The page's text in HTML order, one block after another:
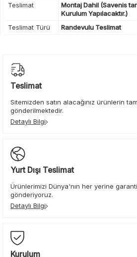
Teslimat
Montaj Dahil (Savenis
Kurulum Yapılacaktır.)
Teslimat Türü
Randevulu Teslimat
Teslimat
Sitemizden satın alacağınız ürünlerin
gönderilmektedir.
Detaylı Bilgi
Yurt Dışı Teslimat
Ürünlerimizi Dünya'nın her yerine
gönderiyoruz.
Detaylı Bilgi
Kurulum